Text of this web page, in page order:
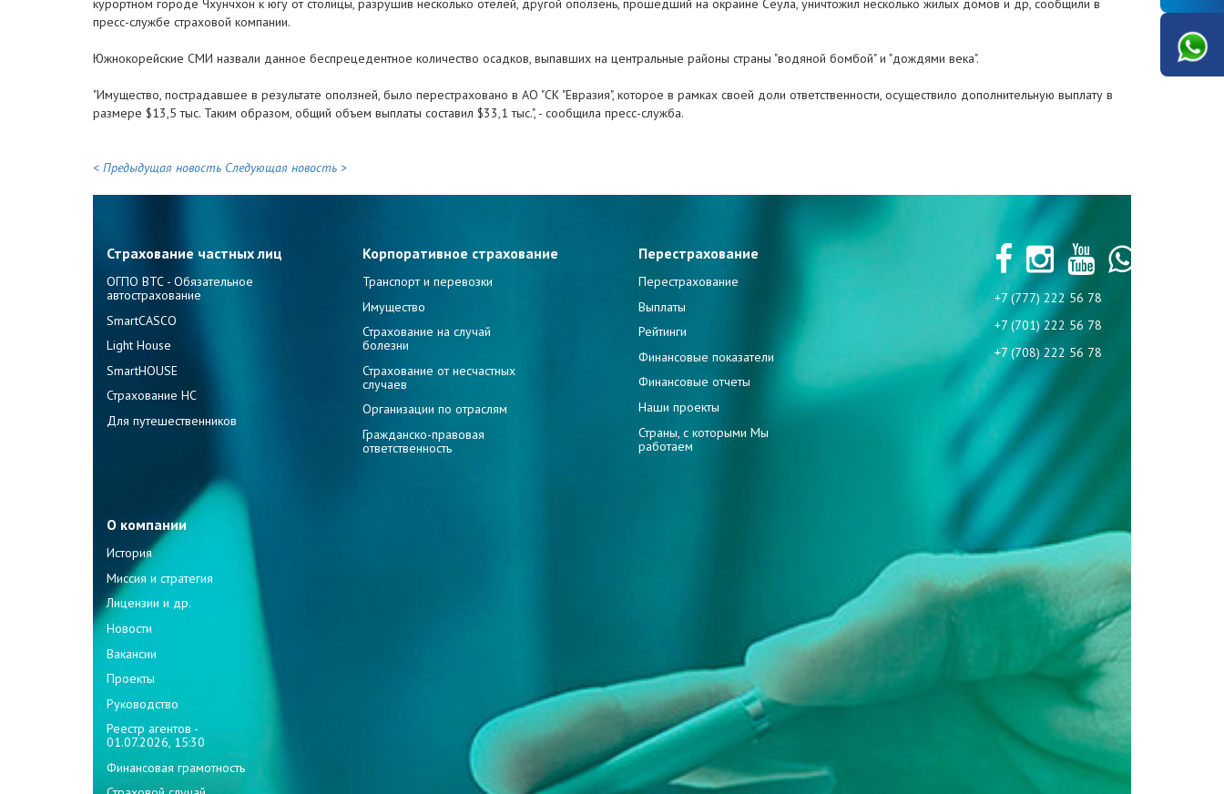
курортном городе Чхунчхон к югу от столицы, разрушив несколько отелей, другой оползень, прошедший на окраине Сеула, уничтожил несколько жилых домов и др, сообщили в
пресс-службе страховой компании.
Южнокорейские СМИ назвали данное беспрецедентное количество осадков, выпавших на центральные районы страны "водяной бомбой" и "дождями века".
"Имущество, пострадавшее в результате оползней, было перестраховано в АО "СК "Евразия", которое в рамках своей доли ответственности, осуществило дополнительную выплату в
размере $13,5 тыс. Таким образом, общий объем выплаты составил $33,1 тыс.", - сообщила пресс-служба.
< Предыдущая новость Следующая новость >
Страхование частных лиц
ОГПО ВТС - Обязательное
автострахование
SmartCASCO
Light House
SmartHOUSE
Страхование НС
Для путешественников
Корпоративное страхование
Транспорт и перевозки
Имущество
Страхование на случай
болезни
Страхование от несчастных
случаев
Организации по отраслям
Гражданско-правовая
ответственность
Перестрахование
Перестрахование
Выплаты
Рейтинги
Финансовые показатели
Финансовые отчеты
Наши проекты
Страны, с которыми Мы
работаем
О компании
История
Миссия и стратегия
Лицензии и др.
Новости
Вакансии
Проекты
Руководство
Реестр агентов -
01.07.2026, 15:30
Финансовая грамотность
+7 (777) 222 56 78
+7 (701) 222 56 78
+7 (708) 222 56 78